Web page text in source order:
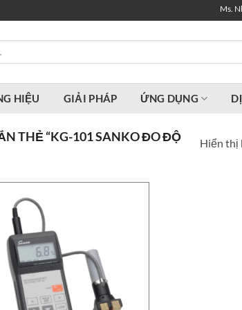
Ms.
HIỆU GIẢI PHÁP ỨNG DỤNG
THẺ “KG-101 SANKO ĐO ĐỘ
Hiển thị